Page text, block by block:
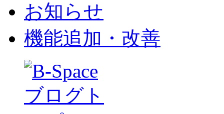
お知らせ
機能追加・改善